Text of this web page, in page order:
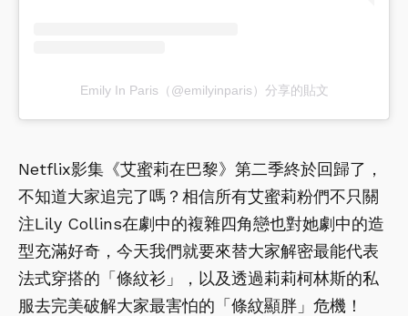
Emily In Paris（@emilyinparis）分享的貼文
Netflix影集《艾蜜莉在巴黎》第二季終於回歸了，
不知道大家追完了嗎？相信所有艾蜜莉粉們不只關
注Lily Collins在劇中的複雜四角戀也對她劇中的造
型充滿好奇，今天我們就要來替大家解密最能代表
法式穿搭的「條紋衫」，以及透過莉莉柯林斯的私
服去完美破解大家最害怕的「條紋顯胖」危機！